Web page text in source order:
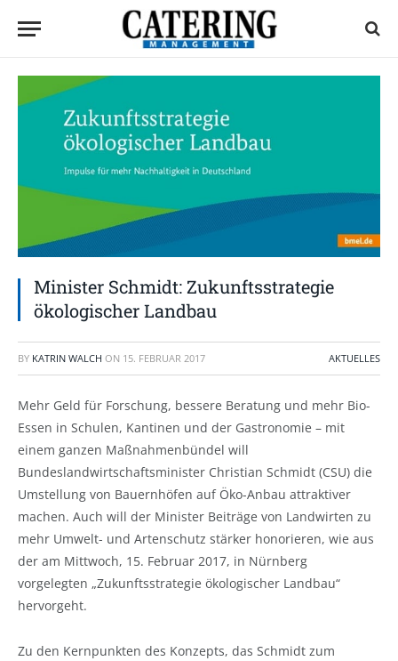
Minister Schmidt: Zukunftsstrategie
ökologischer Landbau
BY KATRIN WALCH ON 15. FEBRUAR 2017 AKTUELLES
Mehr Geld für Forschung, bessere Beratung und mehr Bio-
Essen in Schulen, Kantinen und der Gastronomie – mit
einem ganzen Maßnahmenbündel will
Bundeslandwirtschaftsminister Christian Schmidt (CSU) die
Umstellung von Bauernhöfen auf Öko-Anbau attraktiver
machen. Auch will der Minister Beiträge von Landwirten zu
mehr Umwelt- und Artenschutz stärker honorieren, wie aus
der am Mittwoch, 15. Februar 2017, in Nürnberg
vorgelegten „Zukunftsstrategie ökologischer Landbau“
hervorgeht.
Zu den Kernpunkten des Konzepts, das Schmidt zum